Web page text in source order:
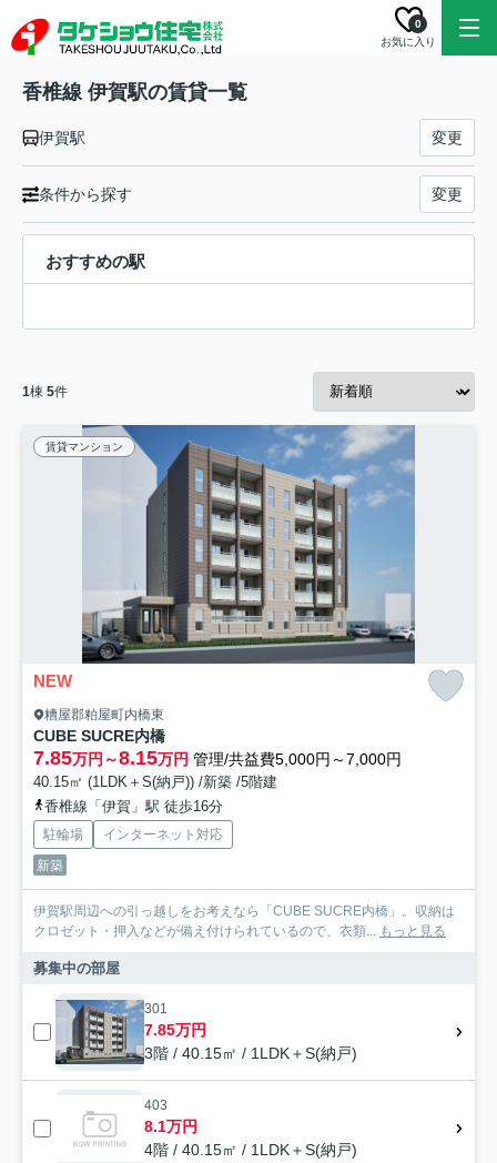
お気に入り
0
香椎線 伊賀駅の賃貸一覧
伊賀駅 変更
条件から探す 変更
おすすめの駅
1棟 5件
賃貸マンション
NEW
糟屋郡粕屋町内橋東
CUBE SUCRE内橋
7.85万円～8.15万円 管理/共益費5,000円～7,000円
40.15㎡ (1LDK＋S(納戸)) /新築 /5階建
香椎線「伊賀」駅 徒歩16分
駐輪場
インターネット対応
新築
伊賀駅周辺への引っ越しをお考えなら「CUBE SUCRE内橋」。収納は
クロゼット・押入などが備え付けられているので、衣類... もっと見る
募集中の部屋
301
7.85万円
3階 / 40.15㎡ / 1LDK＋S(納戸)
403
8.1万円
4階 / 40.15㎡ / 1LDK＋S(納戸)